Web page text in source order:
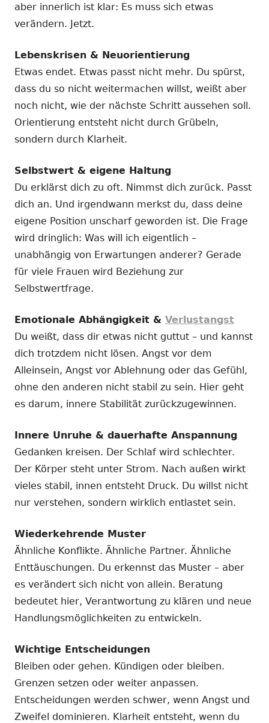
aber innerlich ist klar: Es muss sich etwas
verändern. Jetzt.
Lebenskrisen & Neuorientierung
Etwas endet. Etwas passt nicht mehr. Du spürst,
dass du so nicht weitermachen willst, weißt aber
noch nicht, wie der nächste Schritt aussehen soll.
Orientierung entsteht nicht durch Grübeln,
sondern durch Klarheit.
Selbstwert & eigene Haltung
Du erklärst dich zu oft. Nimmst dich zurück. Passt
dich an. Und irgendwann merkst du, dass deine
eigene Position unscharf geworden ist. Die Frage
wird dringlich: Was will ich eigentlich –
unabhängig von Erwartungen anderer? Gerade
für viele Frauen wird Beziehung zur
Selbstwertfrage.
Emotionale Abhängigkeit & Verlustangst
Du weißt, dass dir etwas nicht guttut – und kannst
dich trotzdem nicht lösen. Angst vor dem
Alleinsein, Angst vor Ablehnung oder das Gefühl,
ohne den anderen nicht stabil zu sein. Hier geht
es darum, innere Stabilität zurückzugewinnen.
Innere Unruhe & dauerhafte Anspannung
Gedanken kreisen. Der Schlaf wird schlechter.
Der Körper steht unter Strom. Nach außen wirkt
vieles stabil, innen entsteht Druck. Du willst nicht
nur verstehen, sondern wirklich entlastet sein.
Wiederkehrende Muster
Ähnliche Konflikte. Ähnliche Partner. Ähnliche
Enttäuschungen. Du erkennst das Muster – aber
es verändert sich nicht von allein. Beratung
bedeutet hier, Verantwortung zu klären und neue
Handlungsmöglichkeiten zu entwickeln.
Wichtige Entscheidungen
Bleiben oder gehen. Kündigen oder bleiben.
Grenzen setzen oder weiter anpassen.
Entscheidungen werden schwer, wenn Angst und
Zweifel dominieren. Klarheit entsteht, wenn du